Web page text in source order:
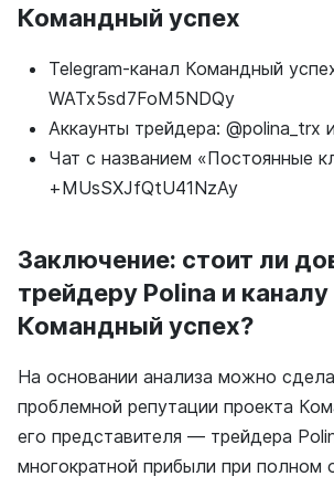
Командный успех
Telegram-канал Командный
WATx5sd7FoM5NDQy
Аккаунты трейдера: @polina_trx
Чат с названием «Постоянные
+MUsSXJfQtU41NzAy
Заключение: стоит ли
трейдеру Polina и каналу
Командный успех?
На основании анализа можно
проблемной репутации проекта
его представителя — трейдера
многократной прибыли при полном